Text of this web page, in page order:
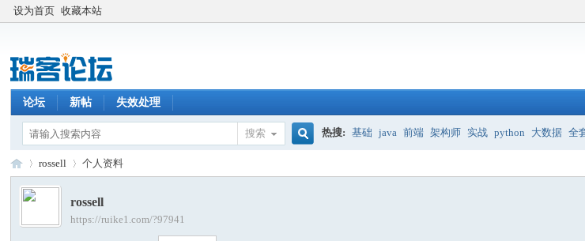
设为首页 收藏本站
论坛 新帖 失效处理
搜索 热搜: 基础 java 前端 架构师 实战 python 大数据 全
›
rossell 个人资料
rossell
https://ruike1.com/?97941